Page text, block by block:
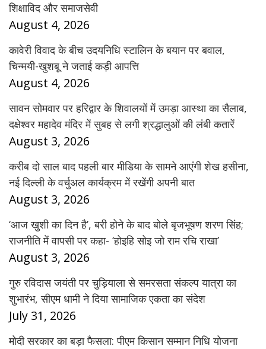
शिक्षाविद और समाजसेवी
August 4, 2026
कावेरी विवाद के बीच उदयनिधि स्टालिन के बयान पर बवाल,
चिन्मयी-खुशबू ने जताई कड़ी आपत्ति
August 4, 2026
सावन सोमवार पर हरिद्वार के शिवालयों में उमड़ा आस्था का सैलाब,
दक्षेश्वर महादेव मंदिर में सुबह से लगी श्रद्धालुओं की लंबी कतारें
August 3, 2026
करीब दो साल बाद पहली बार मीडिया के सामने आएंगी शेख हसीना,
नई दिल्ली के वर्चुअल कार्यक्रम में रखेंगी अपनी बात
August 3, 2026
‘आज खुशी का दिन है’, बरी होने के बाद बोले बृजभूषण शरण सिंह;
राजनीति में वापसी पर कहा- ‘होइहि सोइ जो राम रचि राखा’
August 3, 2026
गुरु रविदास जयंती पर चुड़ियाला से समरसता संकल्प यात्रा का
शुभारंभ, सीएम धामी ने दिया सामाजिक एकता का संदेश
July 31, 2026
मोदी सरकार का बड़ा फैसला: पीएम किसान सम्मान निधि योजना